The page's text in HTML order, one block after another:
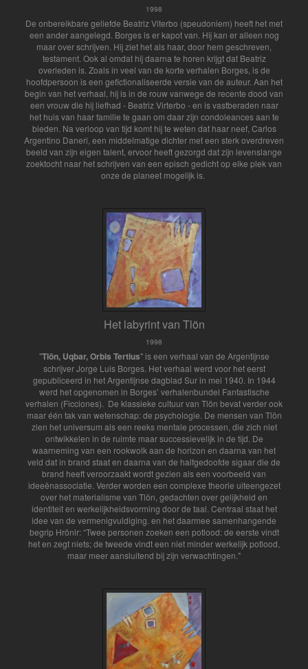
1998
De onbereikbare geliefde Beatriz Viterbo (speudoniem) heeft het met
een ander aangelegd. Borges is er kapot van. Hij kan er alleen nog
maar over schrijven. Hij ziet het als haar, door hem geschreven,
testament. Ook al omdat hij daarna te horen krijgt dat Beatriz
overleden is. Zoals in veel van de korte verhalen Borges, is de
hoofdpersoon is een gefictionaliseerde versie van de auteur. Aan het
begin van het verhaal, hij is in de rouw vanwege de recente dood van
een vrouw die hij liefhad - Beatriz Virterbo - en is vastberaden naar
het huis van haar familie te gaan om daar zijn condoleances aan te
bieden. Na verloop van tijd komt hij te weten dat haar neef, Carlos
Argentino Daneri, een middelmatige dichter met een sterk overdreven
beeld van zijn eigen talent, ervoor heeft gezorgd dat zijn levenslange
zoektocht naar het schrijven van een episch gedicht op elke plek van
onze de planeet mogelijk is.
Het labyrint van Tlön
1998
"Tlön, Uqbar, Orbis Tertius" is een verhaal van de Argentijnse
schrijver Jorge Luis Borges. Het verhaal werd voor het eerst
gepubliceerd in het Argentijnse dagblad Sur in mei 1940. In 1944
werd het opgenomen in Borges’ verhalenbundel Fantastische
verhalen (Ficciones).
De klassieke cultuur van Tlön bevat verder ook
maar één tak van wetenschap: de psychologie. De mensen van Tlön
zien het universum als een reeks mentale processen, die zich niet
ontwikkelen in de ruimte maar successievelijk in de tijd. De
waarneming van een rookwolk aan de horizon en daarna van het
veld dat in brand staat en daarna van de halfgedoofde sigaar die de
brand heeft veroorzaakt wordt gezien als een voorbeeld van
ideeënassociatie. Verder worden een complexe theorie uiteengezet
over het materialisme van Tlön, gedachten over gelijkheid en
identiteit en werkelijkheidsvorming door de taal. Centraal staat het
idee van de vermenigvuldiging. en het daarmee samenhangende
begrip Hrönir: “Twee personen zoeken een potlood: de eerste vindt
het en zegt niets; de tweede vindt een niet minder werkelijk potlood,
maar meer aansluitend bij zijn verwachtingen."